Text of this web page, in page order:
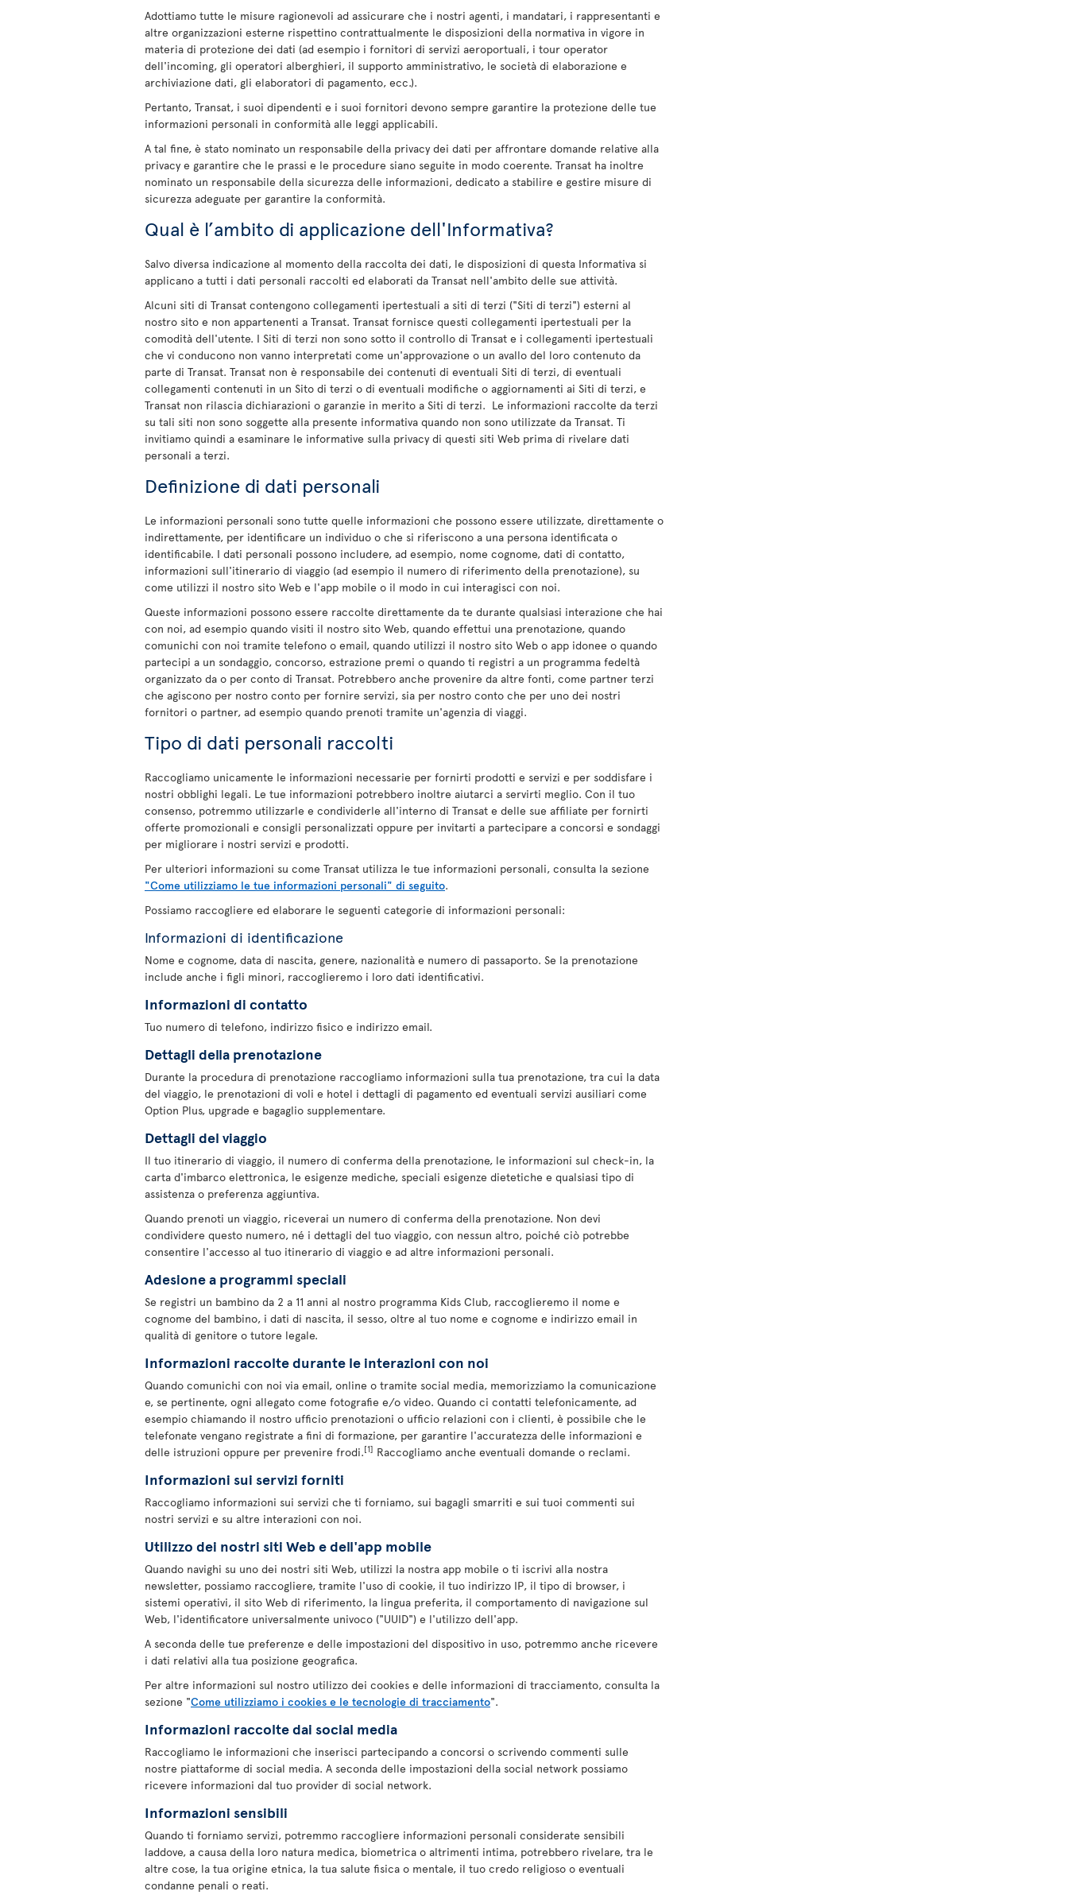
Adottiamo tutte le misure ragionevoli ad assicurare che i nostri agenti, i mandatari, i rappresentanti e
altre organizzazioni esterne rispettino contrattualmente le disposizioni della normativa in vigore in
materia di protezione dei dati (ad esempio i fornitori di servizi aeroportuali, i tour operator
dell'incoming, gli operatori alberghieri, il supporto amministrativo, le società di elaborazione e
archiviazione dati, gli elaboratori di pagamento, ecc.).
Pertanto, Transat, i suoi dipendenti e i suoi fornitori devono sempre garantire la protezione delle tue
informazioni personali in conformità alle leggi applicabili.
A tal fine, è stato nominato un responsabile della privacy dei dati per affrontare domande relative alla
privacy e garantire che le prassi e le procedure siano seguite in modo coerente. Transat ha inoltre
nominato un responsabile della sicurezza delle informazioni, dedicato a stabilire e gestire misure di
sicurezza adeguate per garantire la conformità.
Qual è l’ambito di applicazione dell'Informativa?
Salvo diversa indicazione al momento della raccolta dei dati, le disposizioni di questa Informativa si
applicano a tutti i dati personali raccolti ed elaborati da Transat nell'ambito delle sue attività.
Alcuni siti di Transat contengono collegamenti ipertestuali a siti di terzi ("Siti di terzi") esterni al
nostro sito e non appartenenti a Transat. Transat fornisce questi collegamenti ipertestuali per la
comodità dell'utente. I Siti di terzi non sono sotto il controllo di Transat e i collegamenti ipertestuali
che vi conducono non vanno interpretati come un'approvazione o un avallo del loro contenuto da
parte di Transat. Transat non è responsabile dei contenuti di eventuali Siti di terzi, di eventuali
collegamenti contenuti in un Sito di terzi o di eventuali modifiche o aggiornamenti ai Siti di terzi, e
Transat non rilascia dichiarazioni o garanzie in merito a Siti di terzi. Le informazioni raccolte da terzi
su tali siti non sono soggette alla presente informativa quando non sono utilizzate da Transat. Ti
invitiamo quindi a esaminare le informative sulla privacy di questi siti Web prima di rivelare dati
personali a terzi.
Definizione di dati personali
Le informazioni personali sono tutte quelle informazioni che possono essere utilizzate, direttamente o
indirettamente, per identificare un individuo o che si riferiscono a una persona identificata o
identificabile. I dati personali possono includere, ad esempio, nome cognome, dati di contatto,
informazioni sull'itinerario di viaggio (ad esempio il numero di riferimento della prenotazione), su
come utilizzi il nostro sito Web e l'app mobile o il modo in cui interagisci con noi.
Queste informazioni possono essere raccolte direttamente da te durante qualsiasi interazione che hai
con noi, ad esempio quando visiti il nostro sito Web, quando effettui una prenotazione, quando
comunichi con noi tramite telefono o email, quando utilizzi il nostro sito Web o app idonee o quando
partecipi a un sondaggio, concorso, estrazione premi o quando ti registri a un programma fedeltà
organizzato da o per conto di Transat. Potrebbero anche provenire da altre fonti, come partner terzi
che agiscono per nostro conto per fornire servizi, sia per nostro conto che per uno dei nostri
fornitori o partner, ad esempio quando prenoti tramite un'agenzia di viaggi.
Tipo di dati personali raccolti
Raccogliamo unicamente le informazioni necessarie per fornirti prodotti e servizi e per soddisfare i
nostri obblighi legali. Le tue informazioni potrebbero inoltre aiutarci a servirti meglio. Con il tuo
consenso, potremmo utilizzarle e condividerle all'interno di Transat e delle sue affiliate per fornirti
offerte promozionali e consigli personalizzati oppure per invitarti a partecipare a concorsi e sondaggi
per migliorare i nostri servizi e prodotti.
Per ulteriori informazioni su come Transat utilizza le tue informazioni personali, consulta la sezione
"Come utilizziamo le tue informazioni personali" di seguito.
Possiamo raccogliere ed elaborare le seguenti categorie di informazioni personali:
Informazioni di identificazione
Nome e cognome, data di nascita, genere, nazionalità e numero di passaporto. Se la prenotazione
include anche i figli minori, raccoglieremo i loro dati identificativi.
Informazioni di contatto
Tuo numero di telefono, indirizzo fisico e indirizzo email.
Dettagli della prenotazione
Durante la procedura di prenotazione raccogliamo informazioni sulla tua prenotazione, tra cui la data
del viaggio, le prenotazioni di voli e hotel i dettagli di pagamento ed eventuali servizi ausiliari come
Option Plus, upgrade e bagaglio supplementare.
Dettagli del viaggio
Il tuo itinerario di viaggio, il numero di conferma della prenotazione, le informazioni sul check-in, la
carta d'imbarco elettronica, le esigenze mediche, speciali esigenze dietetiche e qualsiasi tipo di
assistenza o preferenza aggiuntiva.
Quando prenoti un viaggio, riceverai un numero di conferma della prenotazione. Non devi
condividere questo numero, né i dettagli del tuo viaggio, con nessun altro, poiché ciò potrebbe
consentire l'accesso al tuo itinerario di viaggio e ad altre informazioni personali.
Adesione a programmi speciali
Se registri un bambino da 2 a 11 anni al nostro programma Kids Club, raccoglieremo il nome e
cognome del bambino, i dati di nascita, il sesso, oltre al tuo nome e cognome e indirizzo email in
qualità di genitore o tutore legale.
Informazioni raccolte durante le interazioni con noi
Quando comunichi con noi via email, online o tramite social media, memorizziamo la comunicazione
e, se pertinente, ogni allegato come fotografie e/o video. Quando ci contatti telefonicamente, ad
esempio chiamando il nostro ufficio prenotazioni o ufficio relazioni con i clienti, è possibile che le
telefonate vengano registrate a fini di formazione, per garantire l'accuratezza delle informazioni e
delle istruzioni oppure per prevenire frodi.[1] Raccogliamo anche eventuali domande o reclami.
Informazioni sui servizi forniti
Raccogliamo informazioni sui servizi che ti forniamo, sui bagagli smarriti e sui tuoi commenti sui
nostri servizi e su altre interazioni con noi.
Utilizzo dei nostri siti Web e dell'app mobile
Quando navighi su uno dei nostri siti Web, utilizzi la nostra app mobile o ti iscrivi alla nostra
newsletter, possiamo raccogliere, tramite l'uso di cookie, il tuo indirizzo IP, il tipo di browser, i
sistemi operativi, il sito Web di riferimento, la lingua preferita, il comportamento di navigazione sul
Web, l'identificatore universalmente univoco ("UUID") e l'utilizzo dell'app.
A seconda delle tue preferenze e delle impostazioni del dispositivo in uso, potremmo anche ricevere
i dati relativi alla tua posizione geografica.
Per altre informazioni sul nostro utilizzo dei cookies e delle informazioni di tracciamento, consulta la
sezione "Come utilizziamo i cookies e le tecnologie di tracciamento".
Informazioni raccolte dai social media
Raccogliamo le informazioni che inserisci partecipando a concorsi o scrivendo commenti sulle
nostre piattaforme di social media. A seconda delle impostazioni della social network possiamo
ricevere informazioni dal tuo provider di social network.
Informazioni sensibili
Quando ti forniamo servizi, potremmo raccogliere informazioni personali considerate sensibili
laddove, a causa della loro natura medica, biometrica o altrimenti intima, potrebbero rivelare, tra le
altre cose, la tua origine etnica, la tua salute fisica o mentale, il tuo credo religioso o eventuali
condanne penali o reati.